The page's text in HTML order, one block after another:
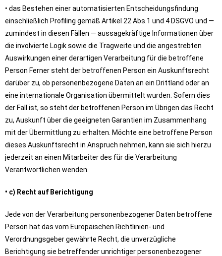
• das Bestehen einer automatisierten Entscheidungsfindung
einschließlich Profiling gemäß Artikel 22 Abs.1 und 4 DSGVO und —
zumindest in diesen Fällen — aussagekräftige Informationen über
die involvierte Logik sowie die Tragweite und die angestrebten
Auswirkungen einer derartigen Verarbeitung für die betroffene
Person Ferner steht der betroffenen Person ein Auskunftsrecht
darüber zu, ob personenbezogene Daten an ein Drittland oder an
eine internationale Organisation übermittelt wurden. Sofern dies
der Fall ist, so steht der betroffenen Person im Übrigen das Recht
zu, Auskunft über die geeigneten Garantien im Zusammenhang
mit der Übermittlung zu erhalten. Möchte eine betroffene Person
dieses Auskunftsrecht in Anspruch nehmen, kann sie sich hierzu
jederzeit an einen Mitarbeiter des für die Verarbeitung
Verantwortlichen wenden.
• c) Recht auf Berichtigung
Jede von der Verarbeitung personenbezogener Daten betroffene
Person hat das vom Europäischen Richtlinien- und
Verordnungsgeber gewährte Recht, die unverzügliche
Berichtigung sie betreffender unrichtiger personenbezogener